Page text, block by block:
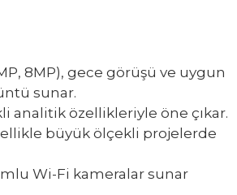
8MP), gece görüşü ve uygun
sunar.
analitik özellikleriyle öne çıkar.
büyük ölçekli projelerde
Wi-Fi kameralar sunar